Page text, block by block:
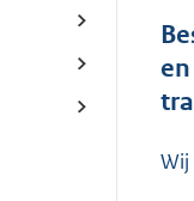
Wij